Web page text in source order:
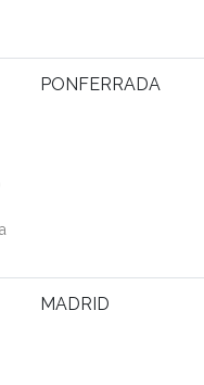
PONFERRADA
MADRID